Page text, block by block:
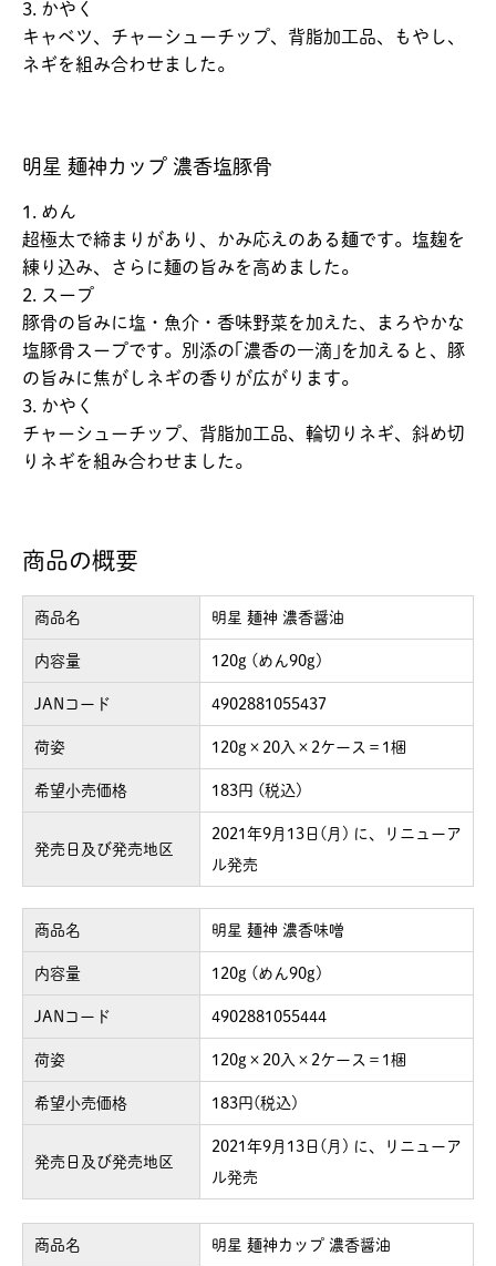
3. かやく
キャベツ、チャーシューチップ、背脂加工品、もやし、
ネギを組み合わせました。
明星 麺神カップ 濃香塩豚骨
1. めん
超極太で締まりがあり、かみ応えのある麺です。塩麹を
練り込み、さらに麺の旨みを高めました。
2. スープ
豚骨の旨みに塩・魚介・香味野菜を加えた、まろやかな
塩豚骨スープです。別添の｢濃香の一滴｣を加えると、豚
の旨みに焦がしネギの香りが広がります。
3. かやく
チャーシューチップ、背脂加工品、輪切りネギ、斜め切
りネギを組み合わせました。
商品の概要
商品名 明星 麺神 濃香醤油
内容量 120g (めん90g)
JANコード 4902881055437
荷姿 120g×20入×2ケース＝1梱
希望小売価格 183円 (税込)
発売日及び発売地区
2021年9月13日(月) に、リニューア
ル発売
商品名 明星 麺神 濃香味噌
内容量 120g (めん90g)
JANコード 4902881055444
荷姿 120g×20入×2ケース＝1梱
希望小売価格 183円(税込)
発売日及び発売地区
2021年9月13日(月) に、リニューア
ル発売
商品名 明星 麺神カップ 濃香醤油